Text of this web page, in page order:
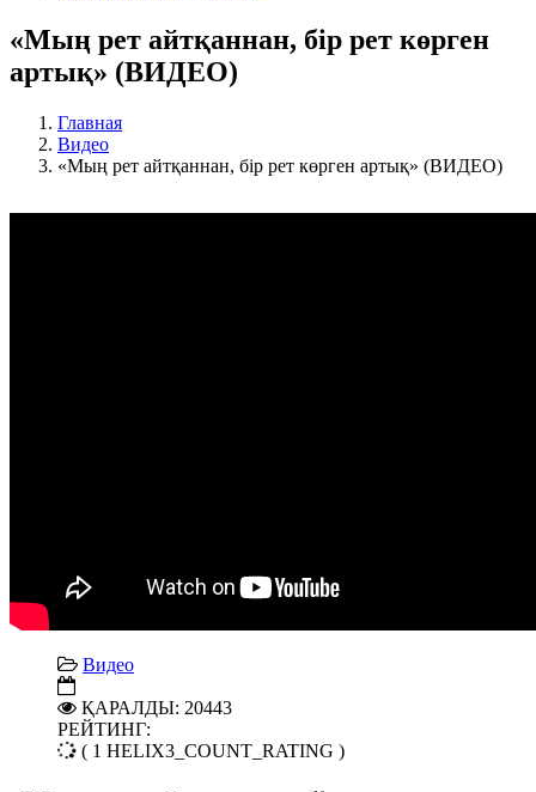
«Мың рет айтқаннан, бір рет көрген
артық» (ВИДЕО)
Главная
Видео
«Мың рет айтқаннан, бір рет көрген артық» (ВИДЕО)
Видео
ҚАРАЛДЫ: 20443
РЕЙТИНГ:
( 1 HELIX3_COUNT_RATING )